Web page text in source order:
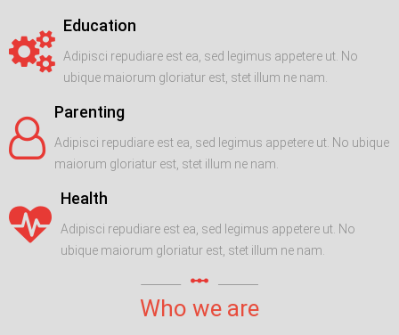
Education
Adipisci repudiare est ea, sed legimus appetere ut. No
ubique maiorum gloriatur est, stet illum ne nam.
Parenting
Adipisci repudiare est ea, sed legimus appetere ut. No ubique
maiorum gloriatur est, stet illum ne nam.
Health
Adipisci repudiare est ea, sed legimus appetere ut. No
ubique maiorum gloriatur est, stet illum ne nam.
linear_scale
Who we are